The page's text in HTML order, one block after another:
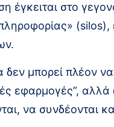
έγκειται στο
δεν μπορεί πλέον
εφαρμογές”,
να συνδέονται